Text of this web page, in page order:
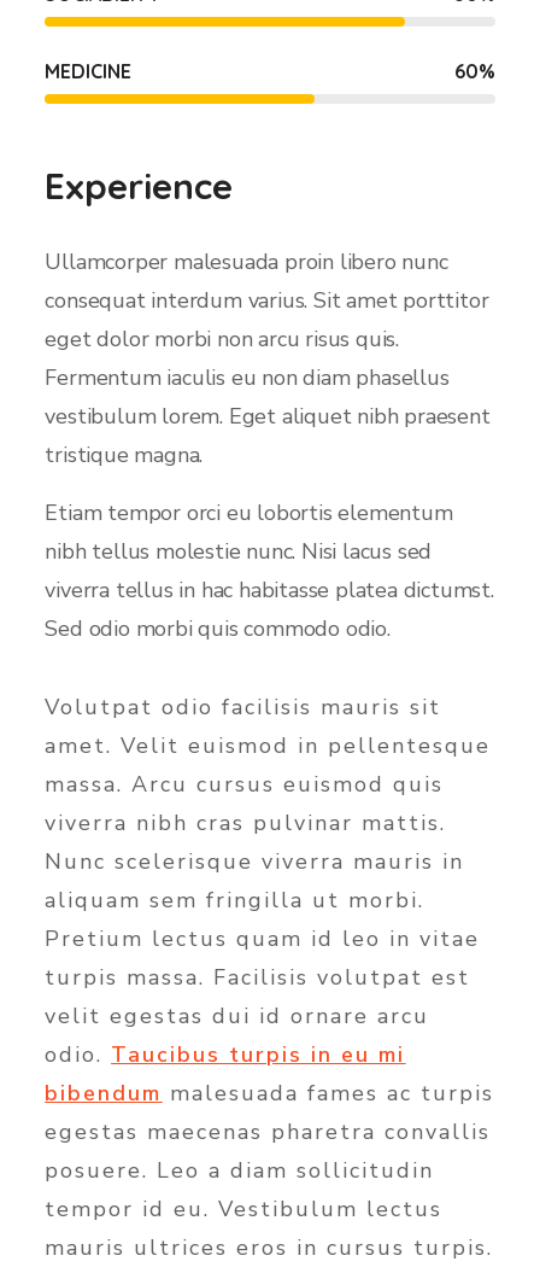
MEDICINE 60%
Experience
Ullamcorper malesuada proin libero nunc
consequat interdum varius. Sit amet porttitor
eget dolor morbi non arcu risus quis.
Fermentum iaculis eu non diam phasellus
vestibulum lorem. Eget aliquet nibh praesent
tristique magna.
Etiam tempor orci eu lobortis elementum
nibh tellus molestie nunc. Nisi lacus sed
viverra tellus in hac habitasse platea dictumst.
Sed odio morbi quis commodo odio.
Volutpat odio facilisis mauris sit
amet. Velit euismod in pellentesque
massa. Arcu cursus euismod quis
viverra nibh cras pulvinar mattis.
Nunc scelerisque viverra mauris in
aliquam sem fringilla ut morbi.
Pretium lectus quam id leo in vitae
turpis massa. Facilisis volutpat est
velit egestas dui id ornare arcu
odio. Taucibus turpis in eu mi
bibendum malesuada fames ac turpis
egestas maecenas pharetra convallis
posuere. Leo a diam sollicitudin
tempor id eu. Vestibulum lectus
mauris ultrices eros in cursus turpis.